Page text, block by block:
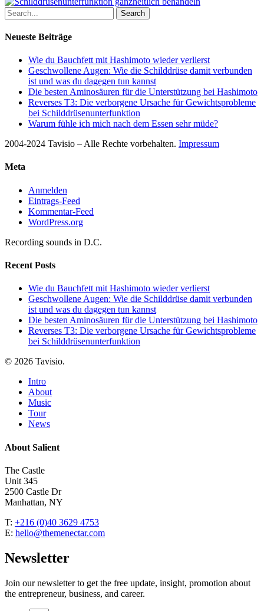
Search
Neueste Beiträge
Wie du Bauchfett mit Hashimoto wieder verlierst
Geschwollene Augen: Wie die Schilddrüse damit verbunden
ist und was du dagegen tun kannst
Die besten Aminosäuren für die Unterstützung bei Hashimoto
Reverses T3: Die verborgene Ursache für Gewichtsprobleme
bei Schilddrüsenunterfunktion
Warum fühle ich mich nach dem Essen sehr müde?
2004-2024 Tavisio – Alle Rechte vorbehalten. Impressum
Meta
Anmelden
Eintrags-Feed
Kommentar-Feed
WordPress.org
Recording sounds in D.C.
Recent Posts
Wie du Bauchfett mit Hashimoto wieder verlierst
Geschwollene Augen: Wie die Schilddrüse damit verbunden
ist und was du dagegen tun kannst
Die besten Aminosäuren für die Unterstützung bei Hashimoto
Reverses T3: Die verborgene Ursache für Gewichtsprobleme
bei Schilddrüsenunterfunktion
© 2026 Tavisio.
Close
Menu
Intro
About
Music
Tour
News
About Salient
The Castle
Unit 345
2500 Castle Dr
Manhattan, NY
T: +216 (0)40 3629 4753
E: hello@themenectar.com
Newsletter
Join our newsletter to get the free update, insight, promotion about
the entrepreneur, business, and career.